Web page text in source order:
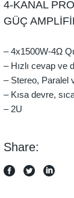
4-KANAL
GÜÇ
– 4x1500W-4Ω
– Hızlı cevap ve
– Stereo, Paralel
– Kısa devre,
– 2U
Share: